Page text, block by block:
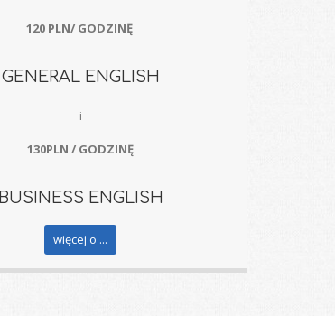
120 PLN/ GODZINĘ
GENERAL ENGLISH
i
130PLN / GODZINĘ
BUSINESS ENGLISH
więcej o ...